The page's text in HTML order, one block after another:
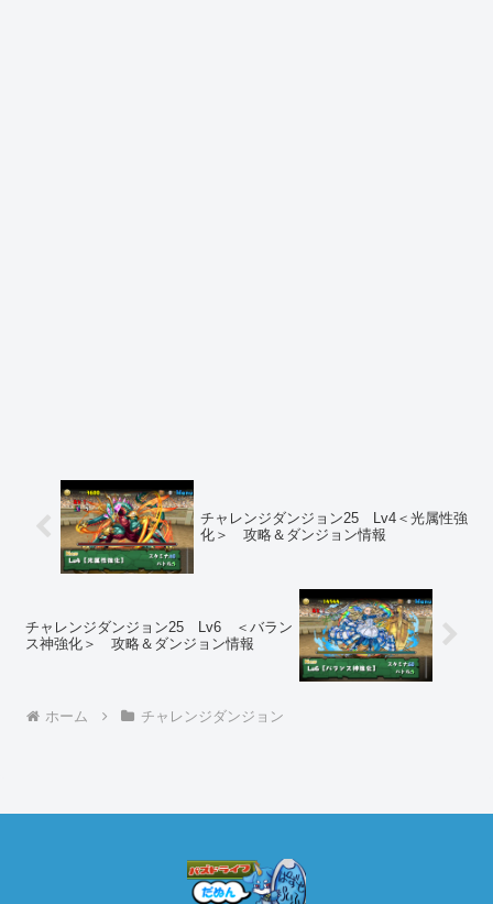
チャレンジダンジョン25 Lv4＜光属性強
化＞ 攻略＆ダンジョン情報
チャレンジダンジョン25 Lv6 ＜バラン
ス神強化＞ 攻略＆ダンジョン情報
ホーム チャレンジダンジョン